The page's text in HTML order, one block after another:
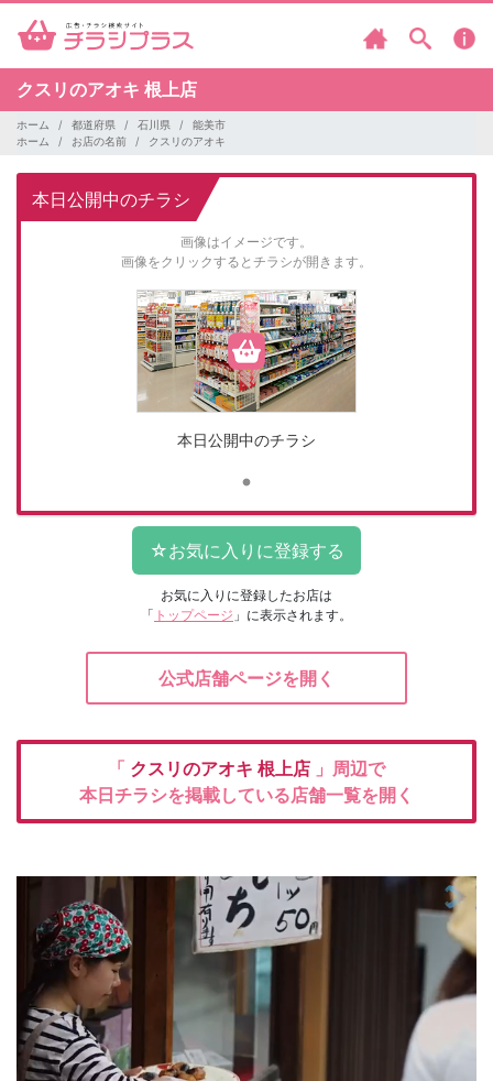
クスリのアオキ 根上店
ホーム 都道府県 石川県
能美市
ホーム
お店の名前 クスリのアオキ
本日公開中のチラシ
画像はイメージです。
画像をクリックするとチラシが開きます。
本日公開中のチラシ
お気に入りに登録したお店は
「 トップページ 」に表示されます。
公式店舗ページを開く
「 クスリのアオキ 根上店 」周辺で
本日チラシを掲載している店舗一覧を開く